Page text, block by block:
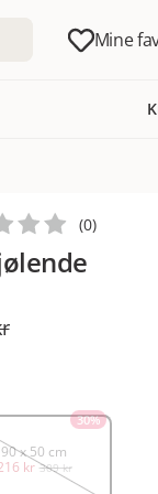
Mine
(0)
30%
90 x 50 cm
kr 309 kr